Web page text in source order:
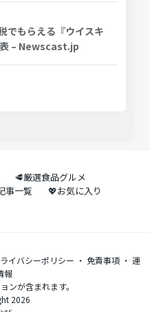
でもらえる『ウイスキ
– Newscast.jp
🥩厳選食品グルメ
事一覧
💖お気に入り
イバシーポリシー ・ 免責事項・ 運
報
ンが含まれます。
2026